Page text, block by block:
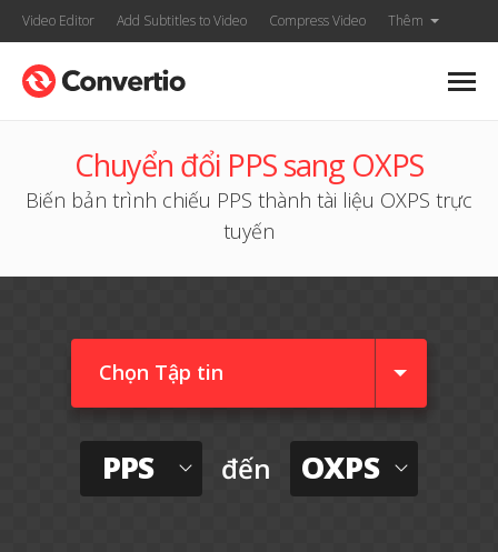
Video Editor Add Subtitles to Video Compress Video Thêm
Chuyển đổi PPS sang OXPS
Biến bản trình chiếu PPS thành tài liệu OXPS trực
tuyến
Chọn Tập tin
PPS đến OXPS